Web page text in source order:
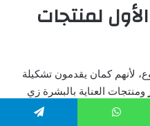
لمنتجات
لأنهم كمان يقدمون تشكيلة
ومنتجات العناية بالبشرة زي
معروف بجودة المنتجات اللي